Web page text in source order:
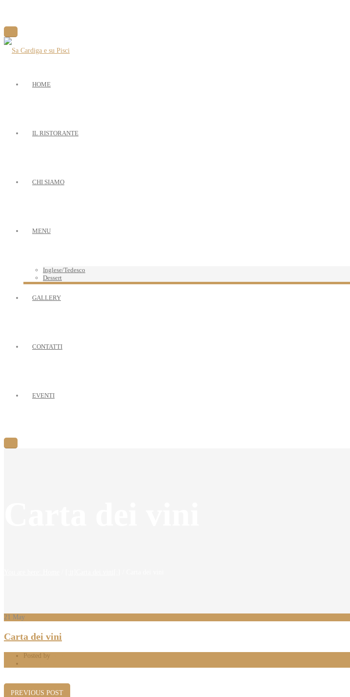
HOME
IL RISTORANTE
CHI SIAMO
MENU
Inglese/Tedesco
Dessert
GALLERY
CONTATTI
EVENTI
21 May
Carta dei vini
Posted by
PREVIOUS POST